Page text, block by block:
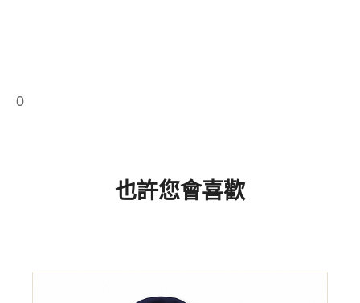
0
也許您會喜歡